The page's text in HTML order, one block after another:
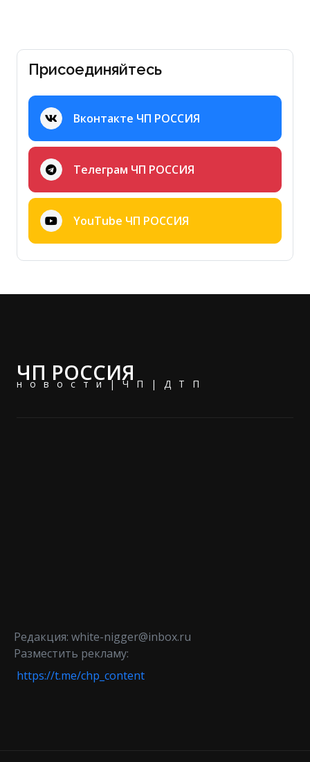
Присоединяйтесь
Вконтакте ЧП РОССИЯ
Телеграм ЧП РОССИЯ
YouTube ЧП РОССИЯ
ЧП РОССИЯ
новости|ЧП|ДТП
Редакция: white-nigger@inbox.ru
Разместить рекламу:
https://t.me/chp_content